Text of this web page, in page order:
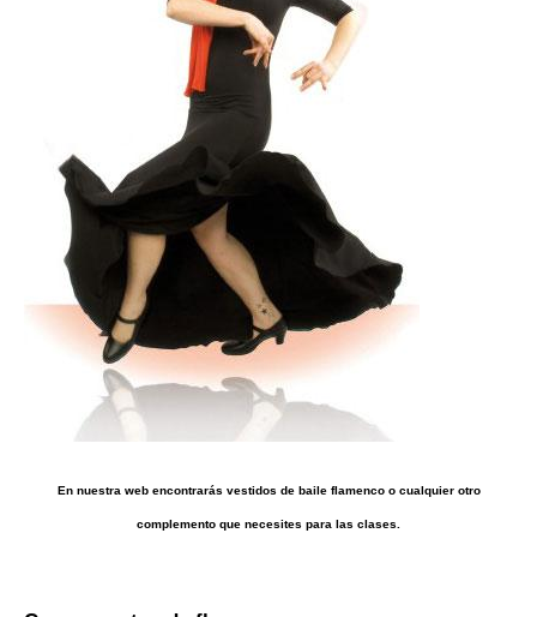
En nuestra web encontrarás vestidos de baile flamenco o cualquier otro
complemento que necesites para las clases.